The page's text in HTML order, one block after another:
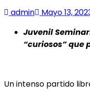
admin Mayo 13,
Juvenil
“curiosos” que
Un intenso partido